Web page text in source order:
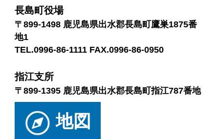
長島町役場
〒899-1498 鹿児島県出水郡長島町鷹巣1875番
地1
TEL.0996-86-1111 FAX.0996-86-0950
指江支所
〒899-1395 鹿児島県出水郡長島町指江787番地
地図